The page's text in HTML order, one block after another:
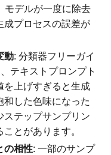
モデルが一度に除去
成プロセスの誤差が
動: 分類器フリーガイ
テキストプロンプト
を上げすぎると生成
した色味になった
ステップサンプリン
とがあります。
の相性: 一部のサンプ